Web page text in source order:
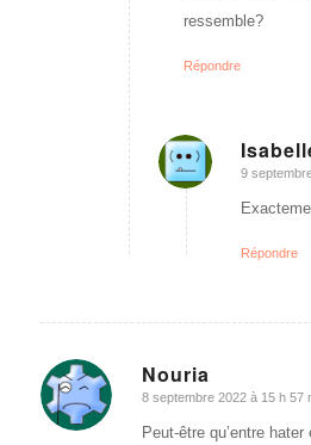
ressemble?
Répondre
dit
9
Répondre
Nouria
dit
:
8 septembre 2022 à 15 h 57
Peut-être qu’entre